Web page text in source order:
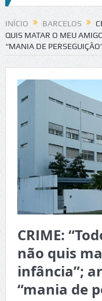
de trânsito no IC2 em
INÍCIO BARCELOS
QUIS MATAR O MEU
“MANIA DE
CRIME:
não quis
infância”;
“mania de